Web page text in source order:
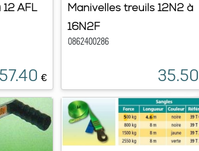
AFL
57.40 €
Manivelles treuils 12N2 à
16N2F
0862400286
35.50